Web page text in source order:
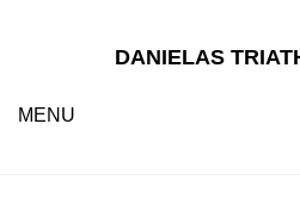
DANIELAS
MENU